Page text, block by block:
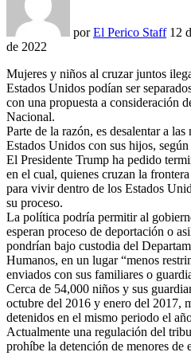
por El Perico Staff 12
de 2022
Mujeres y niños al cruzar juntos
Estados Unidos podían ser
con una propuesta a consideración
Nacional.
Parte de la razón, es desalentar a
Estados Unidos con sus hijos,
El Presidente Trump ha pedido
en el cual, quienes cruzan la
para vivir dentro de los Estados
su proceso.
La política podría permitir al
esperan proceso de deportación o
pondrían bajo custodia del
Humanos, en un lugar “menos
enviados con sus familiares o
Cerca de 54,000 niños y sus
octubre del 2016 y enero del 2017,
detenidos en el mismo periodo el
Actualmente una regulación del
prohíbe la detención de menores de